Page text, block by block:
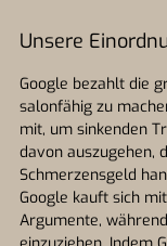
Unsere
Google bezahlt die
salonfähig zu
mit, um sinkenden
davon auszugehen,
Schmerzensgeld
Google kauft sich
Argumente,